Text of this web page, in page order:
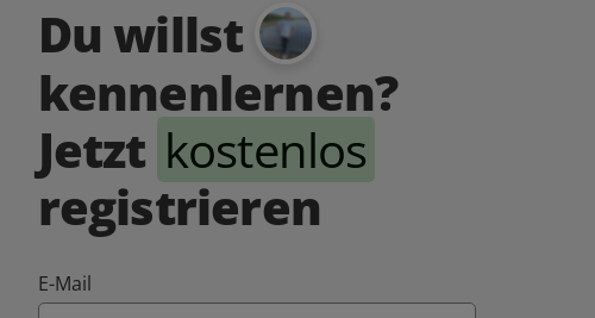
Du willst
kennenlernen?
Jetzt kostenlos
registrieren
E-Mail